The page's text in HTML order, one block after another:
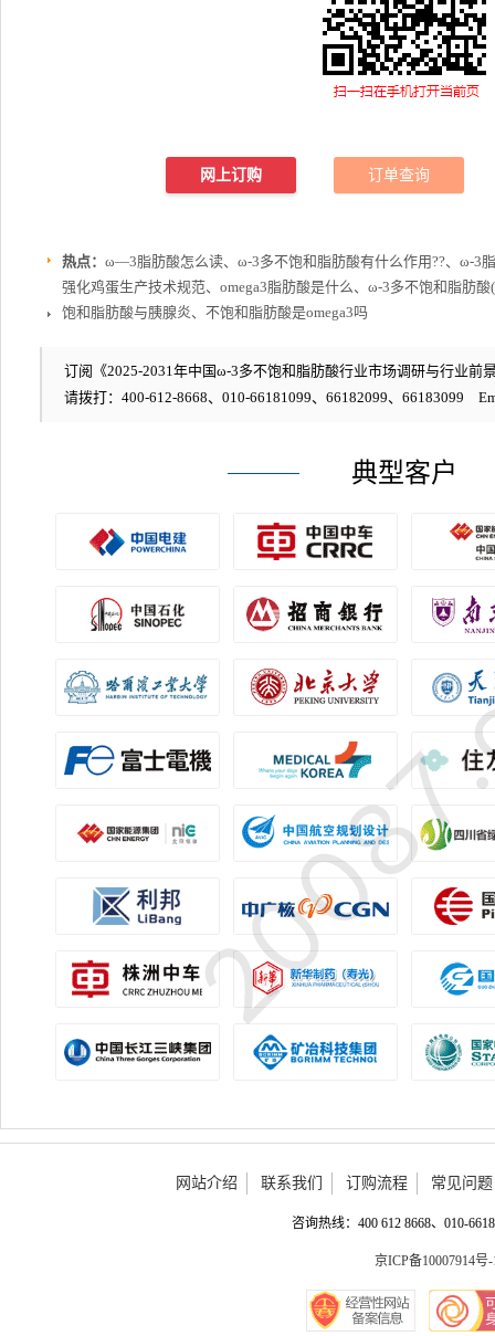
网上订购 订单查询
热点： ω—3脂肪酸怎么读、ω-3多不饱和脂肪酸有什么作用??、ω-3
强化鸡蛋生产技术规范、omega3脂肪酸是什么、ω-3多不饱和脂肪
饱和脂肪酸与胰腺炎、不饱和脂肪酸是omega3吗
订阅《2025-2031年中国ω-3多不饱和脂肪酸行业市场调研与行业前
请拨打：400-612-8668、010-66181099、66182099、66183099
典型客户
网站介绍 联系我们 订购流程 常见问题
咨询热线：400 612 8668、010-
京ICP备10007914号-